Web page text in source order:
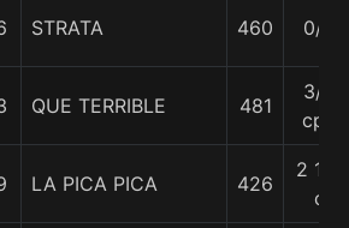
STRATA 460 0/0
QUE TERRIBLE 481
3/4
cpo
LA PICA PICA 426
2 1/2
c